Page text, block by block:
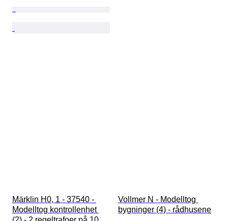
Märklin H0, 1 - 37540 -
Modelltog kontrollenhet
Vollmer N - Modelltog
bygninger (4) - rådhusene